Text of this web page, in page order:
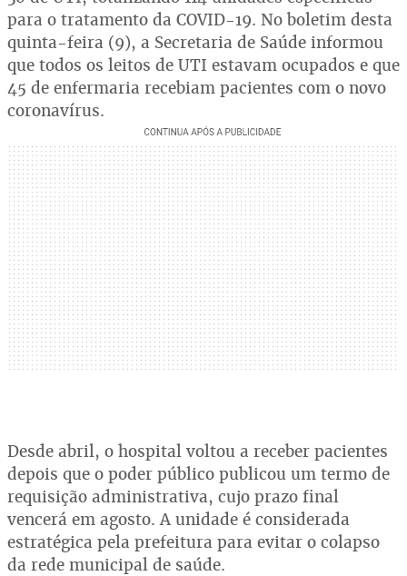
para o tratamento da COVID-19. No boletim desta
quinta-feira (9), a Secretaria de Saúde informou
que todos os leitos de UTI estavam ocupados e que
45 de enfermaria recebiam pacientes com o novo
coronavírus.
Desde abril, o hospital voltou a receber pacientes
depois que o poder público publicou um termo de
requisição administrativa, cujo prazo final
vencerá em agosto. A unidade é considerada
estratégica pela prefeitura para evitar o colapso
da rede municipal de saúde.